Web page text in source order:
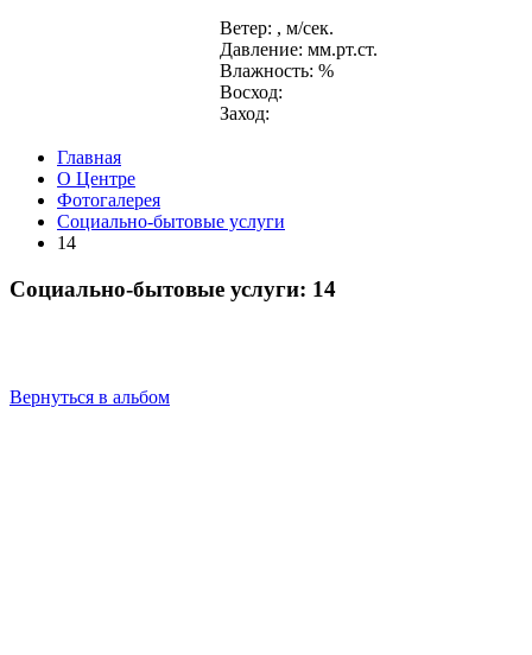
Ветер: , м/сек.
Давление: мм.рт.ст.
Влажность: %
Восход:
Заход:
Главная
О Центре
Фотогалерея
Социально-бытовые услуги
14
Социально-бытовые услуги: 14
Вернуться в альбом